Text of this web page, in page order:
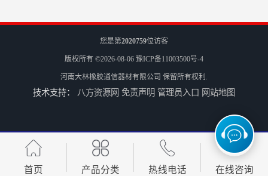
造纸机用气动离合器刹车CB
您是第2020759位访客
版权所有 ©2026-08-06 豫ICP备11003500号-4
河南大林橡胶通信器材有限公司 保留所有权利.
技术支持： 八方资源网 免责声明 管理员入口 网站地图
首页 产品分类 热线电话 在线咨询